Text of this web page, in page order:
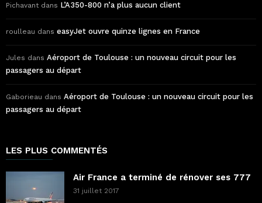
Pichavant dans L’A350-800 n’a plus aucun client
roulleau dans easyJet ouvre quinze lignes en France
Jules dans Aéroport de Toulouse : un nouveau circuit pour les
passagers au départ
Gaborieau dans Aéroport de Toulouse : un nouveau circuit pour les
passagers au départ
LES PLUS COMMENTÉS
Air France a terminé de rénover ses 777
31 juillet 2017